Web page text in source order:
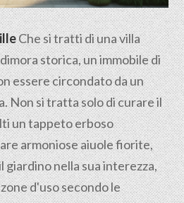
Che si tratti di una villa
storica, un immobile di
essere circondato da un
Non si tratta solo di curare il
un tappeto erboso
armoniose aiuole fiorite,
giardino nella sua interezza,
d'uso secondo le